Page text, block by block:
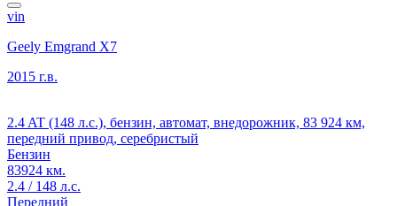
vin
Geely Emgrand X7
2015 г.в.
2.4 AT (148 л.с.), бензин, автомат, внедорожник, 83 924 км,
передний привод, серебристый
Бензин
83924 км.
2.4 / 148 л.с.
Передний